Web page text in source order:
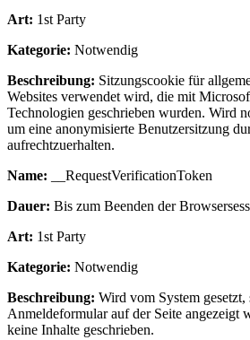
Art: 1st Party
Kategorie: Notwendig
Beschreibung: Sitzungscookie für
Websites verwendet wird, die mit
Technologien geschrieben wurden. Wird
um eine anonymisierte Benutzersitzung
aufrechtzuerhalten.
Name: __RequestVerificationToken
Dauer: Bis zum Beenden der
Art: 1st Party
Kategorie: Notwendig
Beschreibung: Wird vom System gesetzt,
Anmeldeformular auf der Seite angezeigt
keine Inhalte geschrieben.